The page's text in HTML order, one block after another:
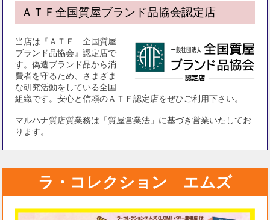
ＡＴＦ全国質屋ブランド品協会認定店
当店は『ＡＴＦ 全国質屋
ブランド品協会』認定店で
す。偽造ブランド品から消
費者を守るため、さまざま
な研究活動をしている全国
組織です。安心と信頼のＡＴＦ認定店をぜひご利用下さい。
マルハナ質店質業務は「質屋営業法」に基づき営業いたしてお
ります。
ラ・コレクション エムズ